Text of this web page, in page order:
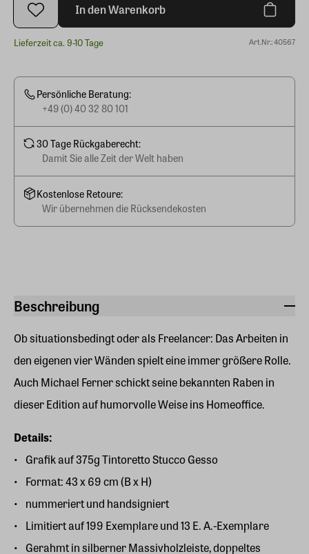
Beschreibung
Ob situationsbedingt oder als Freelancer: Das Arbeiten in
den eigenen vier Wänden spielt eine immer größere Rolle.
Auch Michael Ferner schickt seine bekannten Raben in
dieser Edition auf humorvolle Weise ins Homeoffice.
Details:
Grafik auf 375g Tintoretto Stucco Gesso
Format: 43 x 69 cm (B x H)
nummeriert und handsigniert
Limitiert auf 199 Exemplare und 13 E. A.-Exemplare
Gerahmt in silberner Massivholzleiste, doppeltes
In den Warenkorb
Lieferzeit ca. 9-10 Tage Art.Nr.: 40567
Persönliche Beratung:
+49 (0) 40 32 80 101
30 Tage Rückgaberecht:
Damit Sie alle Zeit der Welt haben
Kostenlose Retoure:
Wir übernehmen die Rücksendekosten